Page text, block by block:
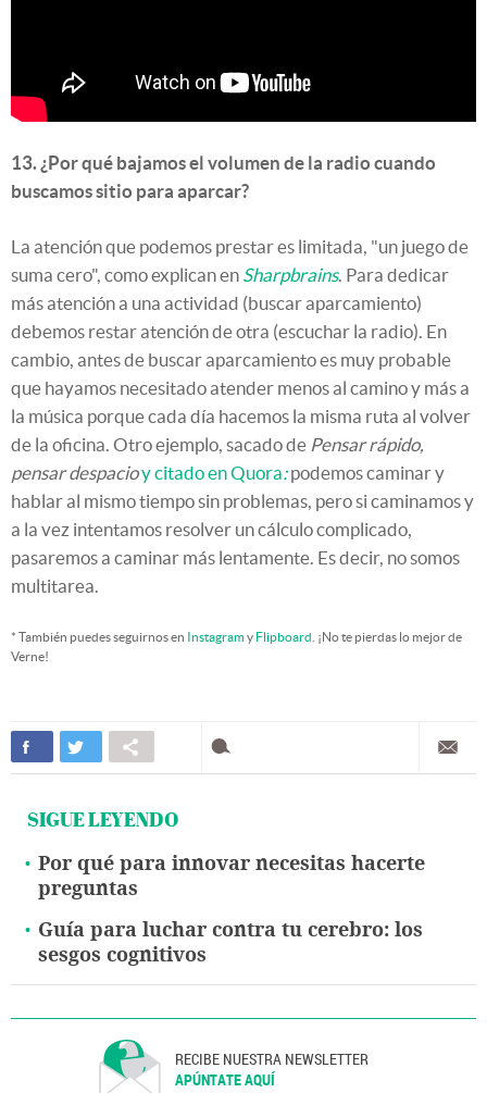
13. ¿Por qué bajamos el volumen de la radio cuando
buscamos sitio para aparcar?
La atención que podemos prestar es limitada, "un juego de
suma cero", como explican en Sharpbrains. Para dedicar
más atención a una actividad (buscar aparcamiento)
debemos restar atención de otra (escuchar la radio). En
cambio, antes de buscar aparcamiento es muy probable
que hayamos necesitado atender menos al camino y más a
la música porque cada día hacemos la misma ruta al volver
de la oficina. Otro ejemplo, sacado de Pensar rápido,
pensar despacioy citado en Quora:podemos caminar y
hablar al mismo tiempo sin problemas, pero si caminamos y
a la vez intentamos resolver un cálculo complicado,
pasaremos a caminar más lentamente. Es decir, no somos
multitarea.
* También puedes seguirnos en Instagramy Flipboard . ¡No te pierdas lo mejor de
Verne!
SIGUE LEYENDO
Por qué para innovar necesitas hacerte
preguntas
Guía para luchar contra tu cerebro: los
sesgos cognitivos
RECIBE NUESTRA NEWSLETTER
APÚNTATE AQUÍ